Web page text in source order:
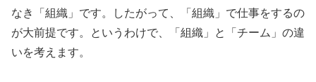
なき「組織」です。したがって、「組織」で仕事をするの
が大前提です。というわけで、「組織」と「チーム」の違
いを考えます。